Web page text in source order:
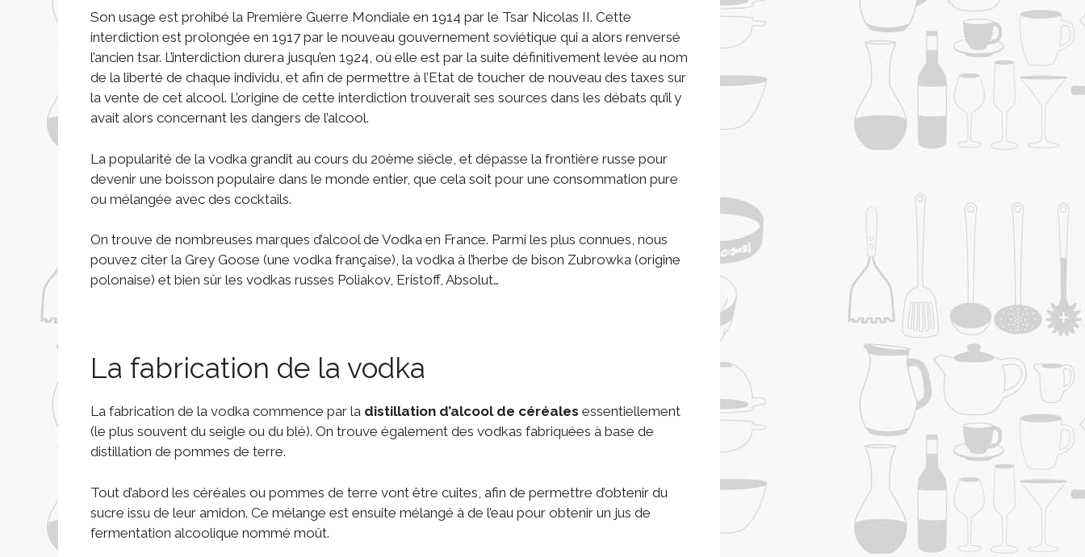
Son usage est prohibé la Première Guerre Mondiale en 1914 par le Tsar Nicolas II. Cette
interdiction est prolongée en 1917 par le nouveau gouvernement soviétique qui a alors renversé
l’ancien tsar. L’interdiction durera jusqu’en 1924, où elle est par la suite définitivement levée au nom
de la liberté de chaque individu, et afin de permettre à l’Etat de toucher de nouveau des taxes sur
la vente de cet alcool. L’origine de cette interdiction trouverait ses sources dans les débats qu’il y
avait alors concernant les dangers de l’alcool.
La popularité de la vodka grandit au cours du 20ème siècle, et dépasse la frontière russe pour
devenir une boisson populaire dans le monde entier, que cela soit pour une consommation pure
ou mélangée avec des cocktails.
On trouve de nombreuses marques d’alcool de Vodka en France. Parmi les plus connues, nous
pouvez citer la Grey Goose (une vodka française), la vodka à l’herbe de bison Zubrowka (origine
polonaise) et bien sûr les vodkas russes Poliakov, Eristoff, Absolut…
La fabrication de la vodka
La fabrication de la vodka commence par la distillation d’alcool de céréales essentiellement
(le plus souvent du seigle ou du blé). On trouve également des vodkas fabriquées à base de
distillation de pommes de terre.
Tout d’abord les céréales ou pommes de terre vont être cuites, afin de permettre d’obtenir du
sucre issu de leur amidon. Ce mélange est ensuite mélangé à de l’eau pour obtenir un jus de
fermentation alcoolique nommé moût.